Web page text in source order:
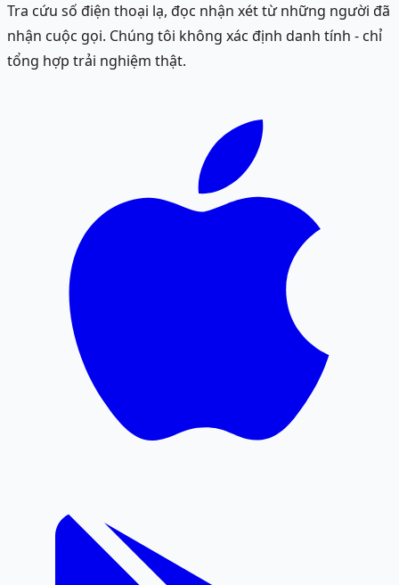
Tra cứu số điện thoại lạ, đọc nhận xét từ những người đã
nhận cuộc gọi. Chúng tôi không xác định danh tính - chỉ
tổng hợp trải nghiệm thật.